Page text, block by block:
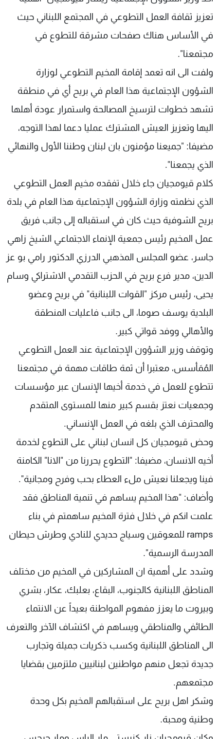
تعزيز ثقافة العمل التطوعي في المجتمع اللبناني حيث
في الأساس هناك صفحات مشرقة للتطوع في
مجتمعنا".
ولفت الى انه تعمد إقامة المخيم التطوعي لوزارة
الشؤون الإجتماعية هذا العام في بريح أي في منطقة
تشهد خطوات لترسيخ المصالحة واستمرار عودة أهلها
اليها وتعزيز العيش المشترك عمليا دعما لهذا التوجه،
مضيفا: "جميعنا مؤمنون بان لبنان وطننا الأول والنهائي
الذي يجمعنا".
كلام قيومجيان جاء خلال تفقده مخيم العمل التطوعي
الذي نظمته وزارة الشؤون الإجتماعية هذا العام في بلدة
بريح الشوفية حيث كان في استقباله إلى جانب فريق
عمل المخيم رئيس جمعية الإنماء الاجتماعي الشيخ زاهي
جاسر، عضو المجلس المذهبي الدرزي الدكتور رامي بو عز
الدين، مدير فرع بريح في الحزب التقدمي الاشتراكي وسام
يحيى، رئيس مركز "القوات اللبنانية" في بريح وعضو
البلدية يوسف صوما، الى جانب فاعليات المنطقة
والأهالي ووفد قواتي كبير.
وتوقف وزير الشؤون الإجتماعية عند العمل التطوعي
المُمَأسس، معتبرا أن ثمة طاقات مهمة في مجتمعنا
تتطوع للعمل في خدمة أخيها الإنسان عبر مؤسسات
وجمعيات نعتز بقسم كبير منها للمستوى المتقدم
والمحترف الذي بلغه في العمل الإنساني.
وحض قيومجيان كل انسان لبناني على التطوع لخدمة
أخيه الانسان، مضيفا: "التطوع يحررنا من "الانا" الكامنة
فينا ويجعلنا نعيش ملء العطاء بحب وفرح ومجانية".
وأضاف: "هذا المخيم يساهم في تنمية المناطق فقد
علمت انكم في خلال فترة المخيم ساهمتم في بناء
ramps للمعوقين وسياج حديدي للنادي وطرش حيطان
المدرسة الرسمية".
وشدد على أهمية ان المشاركين في المخيم من مختلف
المناطق اللبنانية كالجنوب، البقاع، بعلبك، عكار، بشري
وبيروت ما يعزز مفهوم المواطنة بعيداً عن الانتماء
الطائفي والمناطقي ويساهم في اكتشاف الآخر والتعرف
الى المناطق اللبنانية وكسب ذكريات جميلة وتجارب
جديدة تجعل منهم مواطنين لبنانيين ملتزمين بقضايا
مجتمعهم.
وشكر اهل بريح على استقبالهم المخيم بكل وحدة
وطنية ومحبة.
شاهد البرامج
الترددات
عن MTV
لاعلاناتكم
شروط الإسـتخدام
سياسة الخصوصية